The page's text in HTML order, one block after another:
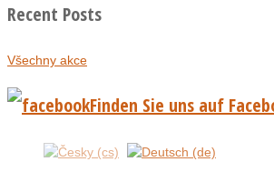
Recent Posts
Všechny akce
Finden Sie uns auf